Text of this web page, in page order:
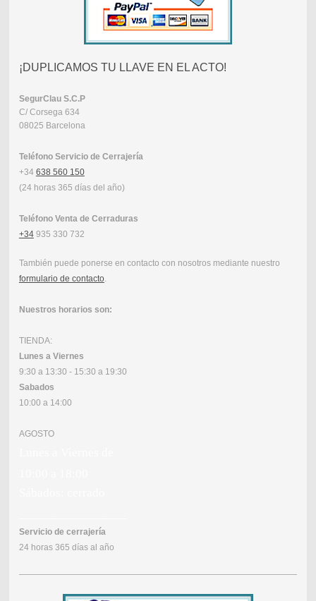
¡DUPLICAMOS TU LLAVE EN EL ACTO!
SegurClau S.C.P
C/ Corsega 634
08025 Barcelona
Teléfono Servicio de Cerrajería
+34 638 560 150
(24 horas 365 días del año)
Teléfono Venta de Cerraduras
+34935 330 732
También puede ponerse en contacto con nosotros mediante nuestro
formulario de contacto.
Nuestros horarios son:
TIENDA:
Lunes a Viernes
9:30 a 13:30 - 15:30 a 19:30
Sabados
10:00 a 14:00
AGOSTO
Servicio de cerrajería
24 horas 365 días al año